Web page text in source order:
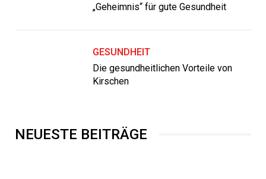
„Geheimnis“ für gute Gesundheit
GESUNDHEIT
Die gesundheitlichen Vorteile von
Kirschen
NEUESTE BEITRÄGE